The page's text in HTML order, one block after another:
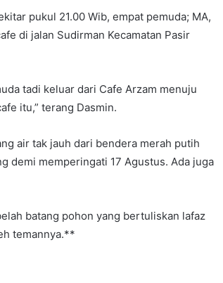
pukul 21.00 Wib, empat pemuda; MA,
di jalan Sudirman Kecamatan Pasir
tadi keluar dari Cafe Arzam menuju
itu,” terang Dasmin.
air tak jauh dari bendera merah putih
demi memperingati 17 Agustus. Ada juga
batang pohon yang bertuliskan lafaz
temannya.**